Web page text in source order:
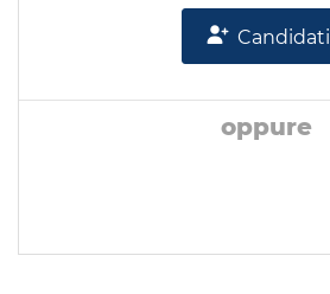
Candidati
oppure